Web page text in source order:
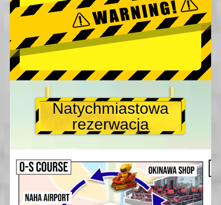
Natychmiastowa
rezerwacja